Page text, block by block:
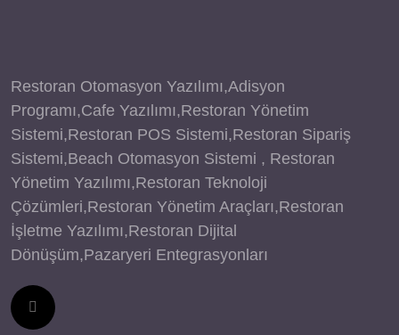
Restoran Otomasyon Yazılımı,Adisyon
Programı,Cafe Yazılımı,Restoran Yönetim
Sistemi,Restoran POS Sistemi,Restoran Sipariş
Sistemi,Beach Otomasyon Sistemi , Restoran
Yönetim Yazılımı,Restoran Teknoloji
Çözümleri,Restoran Yönetim Araçları,Restoran
İşletme Yazılımı,Restoran Dijital
Dönüşüm,Pazaryeri Entegrasyonları